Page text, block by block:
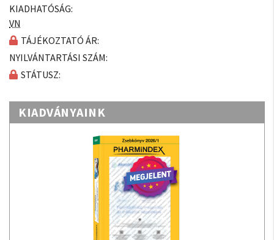
KIADHATÓSÁG:
VN
TÁJÉKOZTATÓ ÁR:
NYILVÁNTARTÁSI SZÁM:
STÁTUSZ:
KIADVÁNYAINK